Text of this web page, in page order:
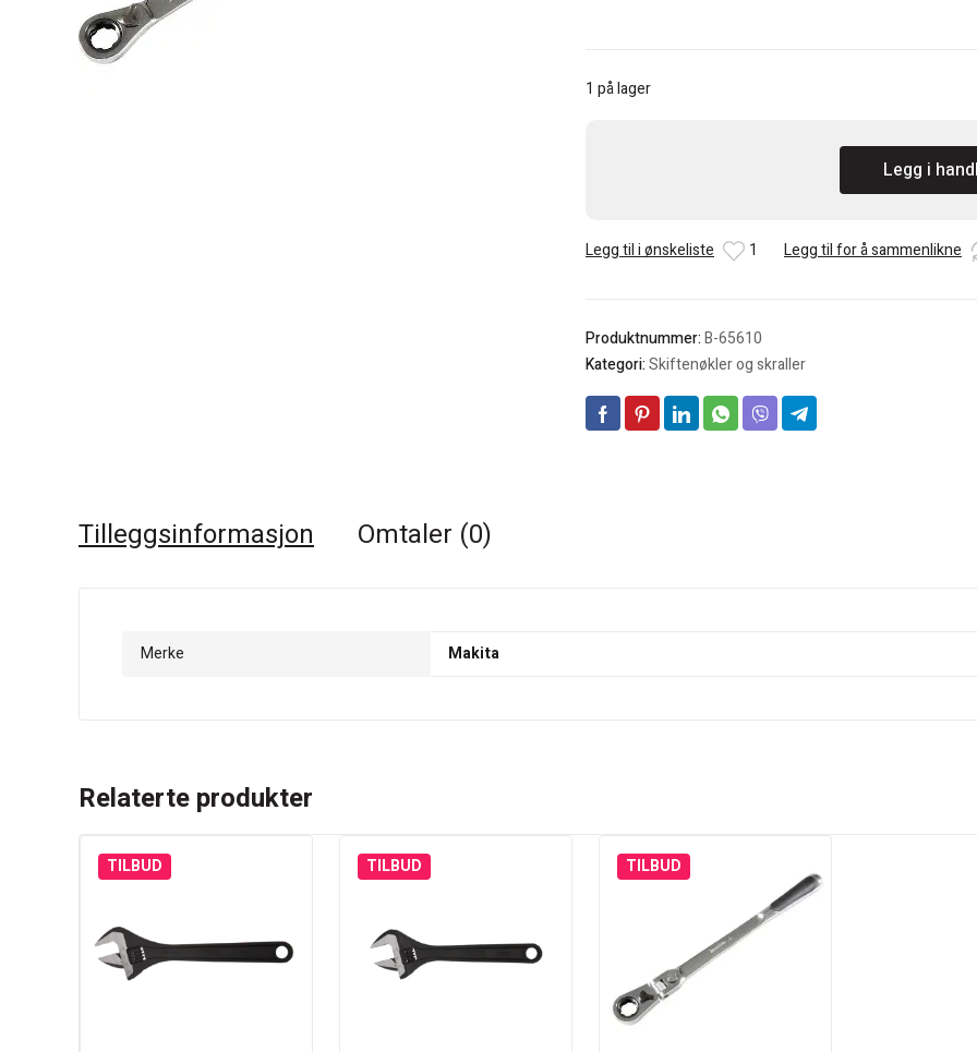
1 på lager
205mm
Legg i
Legg til i ønskeliste 1 Legg til for å sammenlikne
Produktnummer:B-65610
Kategori:Skiftenøkler og skraller
Tilleggsinformasjon Omtaler (0)
Merke Makita
Relaterte produkter
TILBUD TILBUD TILBUD